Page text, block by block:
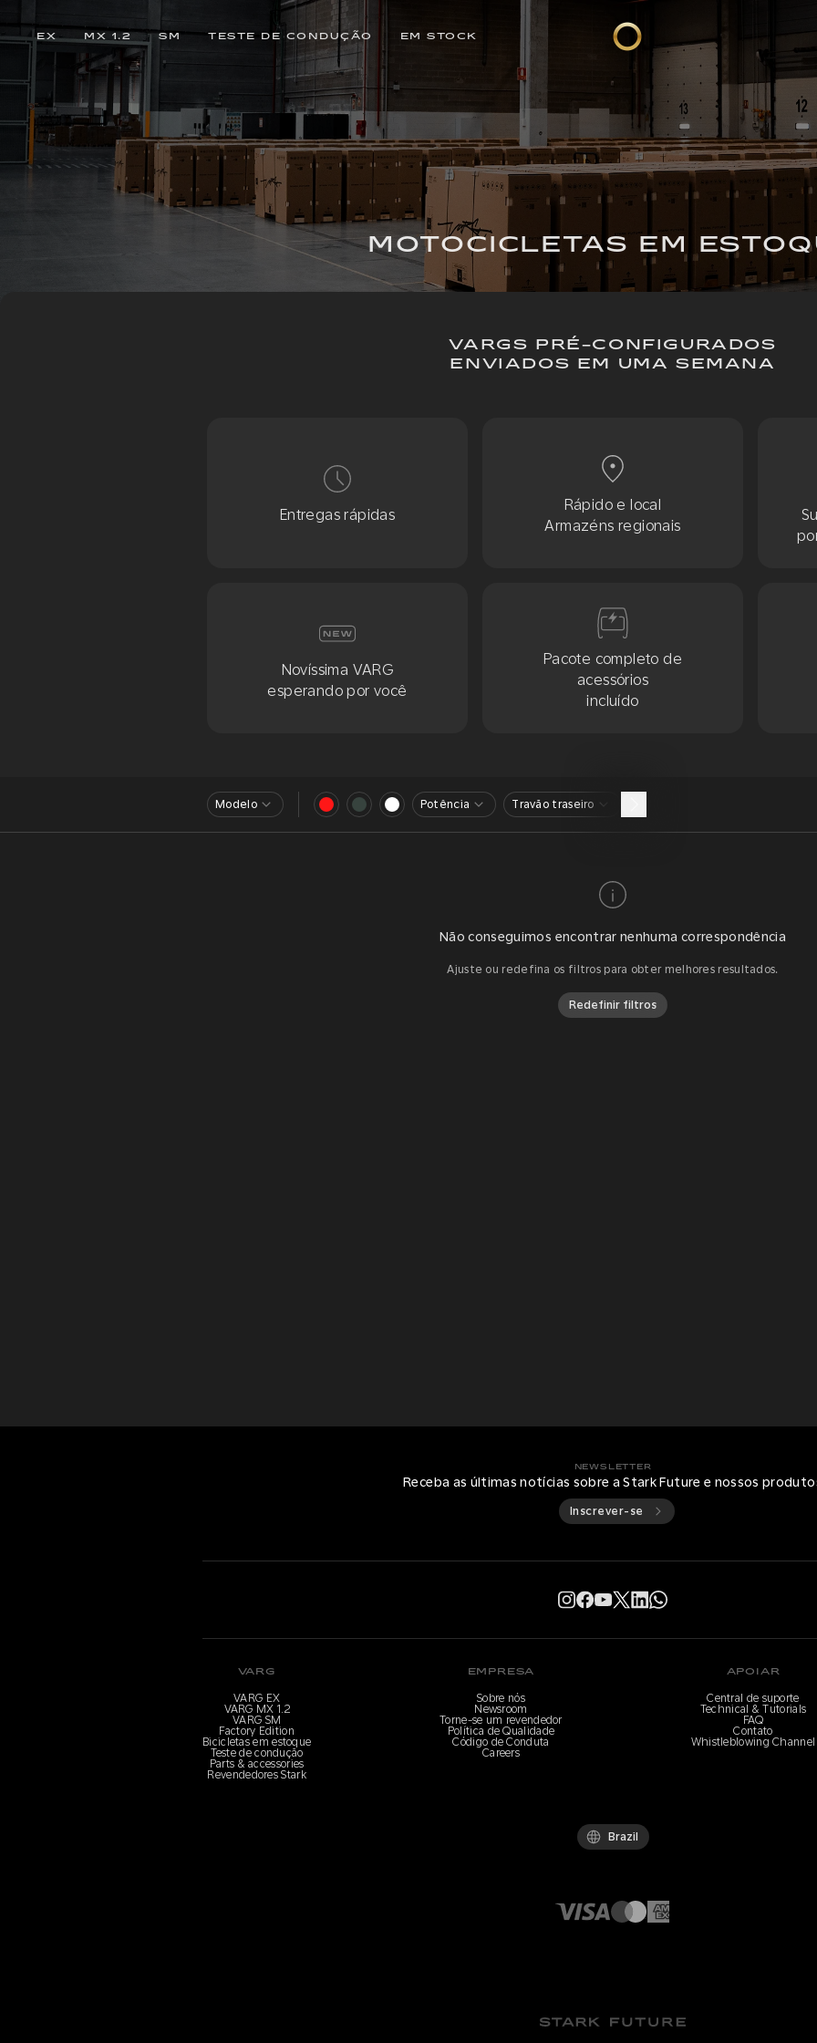
EX MX 1.2 SM TESTE DE CONDUÇÃO EM STOCK
MOTOCICLETAS EM
VARGS PRÉ-CONFIGURADOS
ENVIADOS EM UMA SEMANA
Entregas rápidas
Rápido e local
Armazéns regionais
Novíssima VARG
esperando por você
Pacote completo de
acessórios
incluído
Modelo Potência Travão traseiro
Não conseguimos encontrar nenhuma correspondência
Ajuste ou redefina os filtros para obter melhores resultados.
Redefinir filtros
NEWSLETTER
Receba as últimas notícias sobre a Stark Future e nossos
Inscrever-se
VARG
VARG EX
VARG MX 1.2
VARG SM
Factory Edition
Bicicletas em estoque
Teste de condução
Parts & accessories
Revendedores Stark
EMPRESA
Sobre nós
Newsroom
Torne-se um revendedor
Política de Qualidade
Código de Conduta
Careers
APOIAR
Central de suporte
Technical & Tutorials
FAQ
Contato
Whistleblowing Channel
Brazil